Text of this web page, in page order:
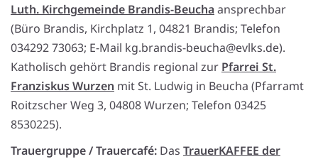
Luth. Kirchgemeinde Brandis-Beuchaansprechbar
(Büro Brandis, Kirchplatz 1, 04821 Brandis; Telefon
034292 73063; E-Mail kg.brandis-beucha@evlks.de).
Katholisch gehört Brandis regional zur Pfarrei St.
Franziskus Wurzen mit St. Ludwig in Beucha (Pfarramt
Roitzscher Weg 3, 04808 Wurzen; Telefon 03425
8530225).
Trauergruppe / Trauercafé: Das TrauerKAFFEE der